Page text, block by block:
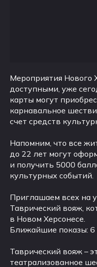
Мероприятия Нового
доступными, уже
карты могут
карнавальное
счет средств
Напомним, что все
до 22 лет могут
и получить 5000
культурных событий.
Приглашаем всех на
Таврический вояж,
в Новом Херсонесе.
Ближайшие показы: 6
Таврический вояж –
театрализованное